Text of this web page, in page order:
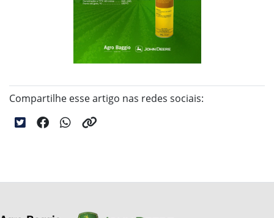
Compartilhe esse artigo nas redes sociais: